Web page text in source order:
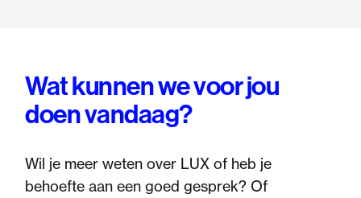
Wat kunnen we voor jou
doen vandaag?
Wil je meer weten over LUX of heb je
behoefte aan een goed gesprek? Of